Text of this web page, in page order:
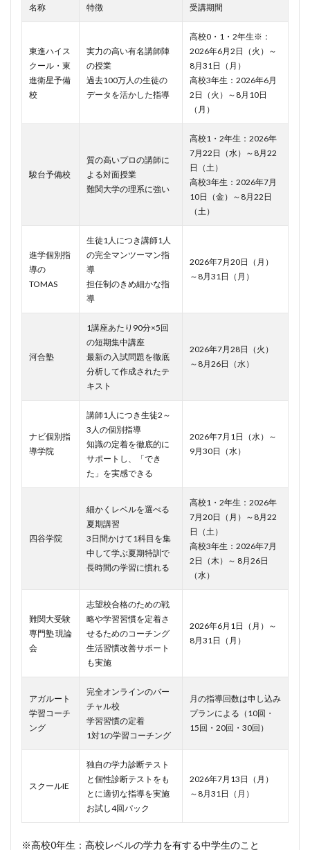
名称 特徴 受講期間
東進ハイス
クール・東
進衛星予備
校
実力の高い有名講師陣
の授業
過去100万人の生徒の
データを活かした指導
高校0・1・2年生※：
2026年6月2日（火）～
8月31日（月）
高校3年生：2026年6月
2日（火）～8月10日
（月）
駿台予備校
質の高いプロの講師に
よる対面授業
難関大学の理系に強い
高校1・2年生：2026年
7月22日（水）～8月22
日（土）
高校3年生：2026年7月
10日（金）～8月22日
（土）
進学個別指
導の
TOMAS
生徒1人につき講師1人
の完全マンツーマン指
導
担任制のきめ細かな指
導
2026年7月20日（月）
～8月31日（月）
河合塾
1講座あたり90分×5回
の短期集中講座
最新の入試問題を徹底
分析して作成されたテ
キスト
2026年7月28日（火）
～8月26日（水）
ナビ個別指
導学院
講師1人につき生徒2～
3人の個別指導
知識の定着を徹底的に
サポートし、「でき
た」を実感できる
2026年7月1日（水）～
9月30日（水）
四谷学院
細かくレベルを選べる
夏期講習
3日間かけて1科目を集
中して学ぶ夏期特訓で
長時間の学習に慣れる
高校1・2年生：2026年
7月20日（月）～8月22
日（土）
高校3年生：2026年7月
2日（木）～ 8月26日
（水）
難関大受験
専門塾 現論
会
志望校合格のための戦
略や学習習慣を定着さ
せるためのコーチング
生活習慣改善サポート
も実施
2026年6月1日（月）～
8月31日（月）
アガルート
学習コーチ
ング
完全オンラインのバー
チャル校
学習習慣の定着
1対1の学習コーチング
月の指導回数は申し込み
プランによる（10回・
15回・20回・30回）
スクールIE
独自の学力診断テスト
と個性診断テストをも
とに適切な指導を実施
お試し4回パック
2026年7月13日（月）
～8月31日（月）
※高校0年生：高校レベルの学力を有する中学生のこと